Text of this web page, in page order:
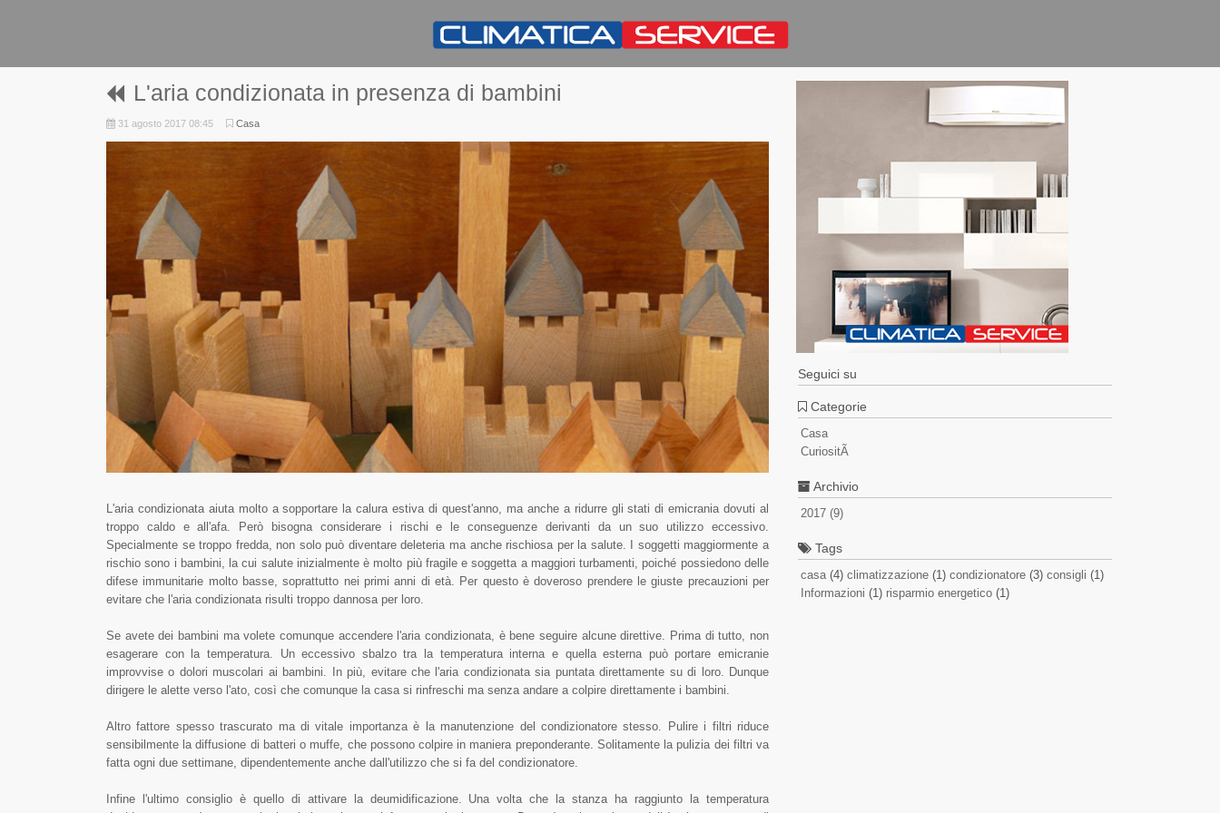
L'aria condizionata in presenza di bambini
31 agosto 2017 08:45 Casa
L'aria condizionata aiuta molto a sopportare la calura estiva di quest'anno, ma anche a ridurre gli stati di emicrania dovuti al
troppo caldo e all'afa. Però bisogna considerare i rischi e le conseguenze derivanti da un suo utilizzo eccessivo.
Specialmente se troppo fredda, non solo può diventare deleteria ma anche rischiosa per la salute. I soggetti maggiormente a
rischio sono i bambini, la cui salute inizialmente è molto più fragile e soggetta a maggiori turbamenti, poiché possiedono delle
difese immunitarie molto basse, soprattutto nei primi anni di età. Per questo è doveroso prendere le giuste precauzioni per
evitare che l'aria condizionata risulti troppo dannosa per loro.
Se avete dei bambini ma volete comunque accendere l'aria condizionata, è bene seguire alcune direttive. Prima di tutto, non
esagerare con la temperatura. Un eccessivo sbalzo tra la temperatura interna e quella esterna può portare emicranie
improvvise o dolori muscolari ai bambini. In più, evitare che l'aria condizionata sia puntata direttamente su di loro. Dunque
dirigere le alette verso l'ato, così che comunque la casa si rinfreschi ma senza andare a colpire direttamente i bambini.
Altro fattore spesso trascurato ma di vitale importanza è la manutenzione del condizionatore stesso. Pulire i filtri riduce
sensibilmente la diffusione di batteri o muffe, che possono colpire in maniera preponderante. Solitamente la pulizia dei filtri va
fatta ogni due settimane, dipendentemente anche dall'utilizzo che si fa del condizionatore.
Infine l'ultimo consiglio è quello di attivare la deumidificazione. Una volta che la stanza ha raggiunto la temperatura
Seguici su
Categorie
Casa
CuriositÃ
Archivio
2017 (9)
Tags
casa(4) climatizzazione (1) condizionatore (3) consigli (1)
Informazioni (1) risparmio energetico (1)